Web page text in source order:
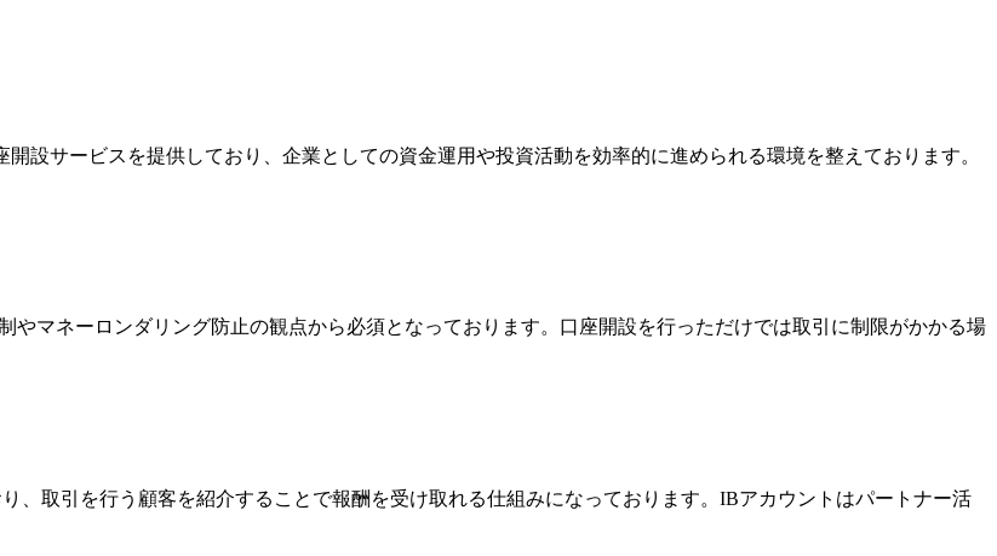
設サービスを提供しており、企業としての資金運用や投資活動を効率的に進められる環境を整えております。
マネーロンダリング防止の観点から必須となっております。口座開設を行っただけでは取引に制限がかかる場
、取引を行う顧客を紹介することで報酬を受け取れる仕組みになっております。IBアカウントはパートナー活